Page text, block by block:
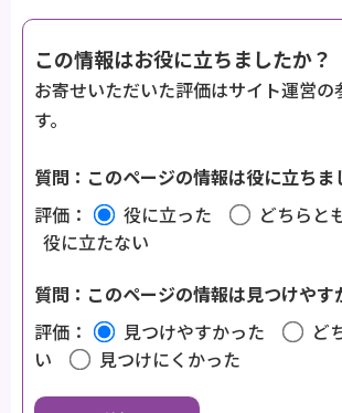
この情報はお役に立ちましたか？
お寄せいただいた評価はサイト運営の
す。
質問：このページの情報は役に立ちま
評価：
役に立った
どちらと
役に立たない
質問：このページの情報は見つけやす
評価：
見つけやすかった
ど
い
見つけにくかった